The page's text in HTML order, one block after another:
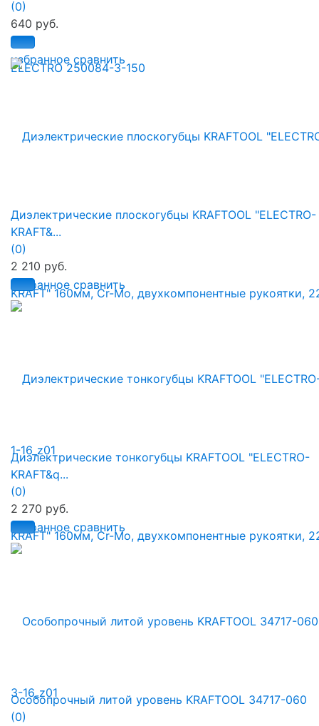
избранное сравнить
(0)
640 руб.
избранное сравнить
Диэлектрические плоскогубцы KRAFTOOL "ELECTRO-
KRAFT&...
(0)
2 210 руб.
избранное сравнить
Диэлектрические тонкогубцы KRAFTOOL "ELECTRO-
KRAFT&q...
(0)
2 270 руб.
Особопрочный литой уровень KRAFTOOL 34717-060
(0)